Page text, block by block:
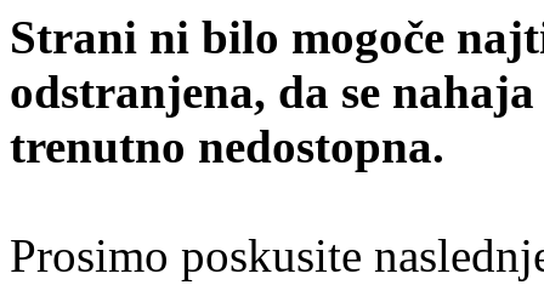
Strani ni bilo mogoče
odstranjena, da se
trenutno nedostopna.
Prosimo poskusite